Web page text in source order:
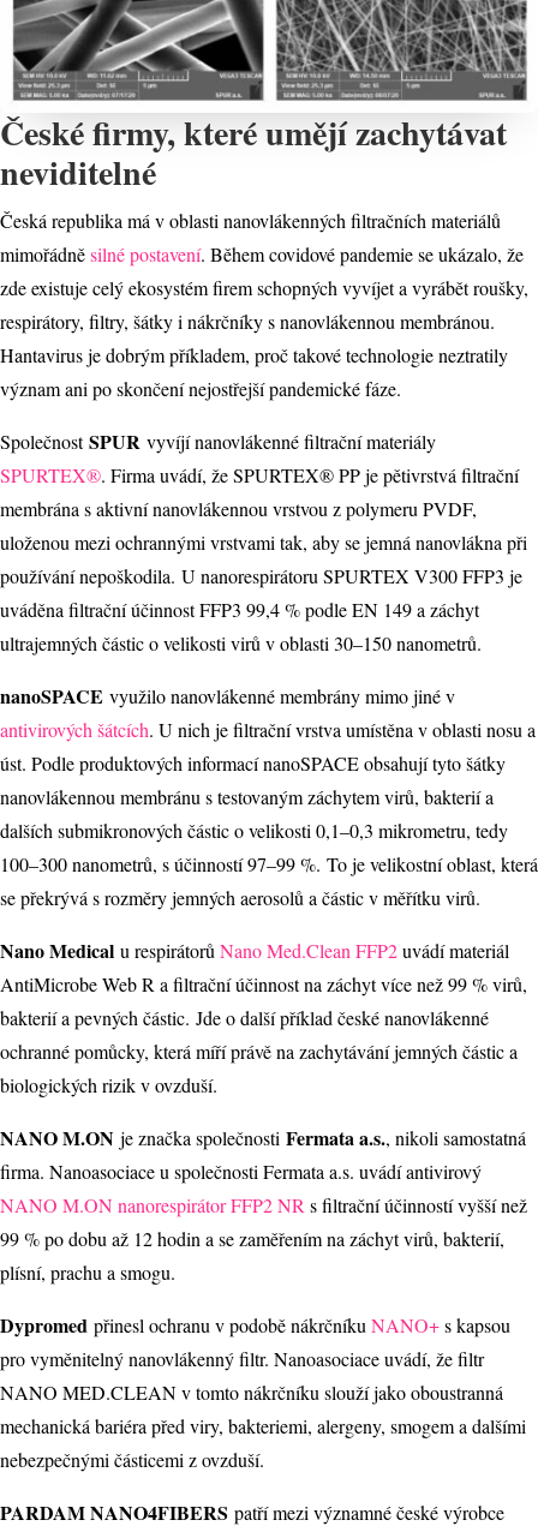
České firmy, které umějí zachytávat
neviditelné
Česká republika má v oblasti nanovlákenných filtračních materiálů
mimořádněsilné postavení. Během covidové pandemie se ukázalo, že
zde existuje celý ekosystém firem schopných vyvíjet a vyrábět roušky,
respirátory, filtry, šátky i nákrčníky s nanovlákennou membránou.
Hantavirus je dobrým příkladem, proč takové technologie neztratily
význam ani po skončení nejostřejší pandemické fáze.
SpolečnostSPUR vyvíjí nanovlákenné filtrační materiály
SPURTEX®. Firma uvádí, že SPURTEX® PP je pětivrstvá filtrační
membrána s aktivní nanovlákennou vrstvou z polymeru PVDF,
uloženou mezi ochrannými vrstvami tak, aby se jemná nanovlákna při
používání nepoškodila. U nanorespirátoru SPURTEX V300 FFP3 je
uváděna filtrační účinnost FFP3 99,4 % podle EN 149 a záchyt
ultrajemných částic o velikosti virů v oblasti 30–150 nanometrů.
nanoSPACE využilo nanovlákenné membrány mimo jiné v
antivirových šátcích. U nich je filtrační vrstva umístěna v oblasti nosu a
úst. Podle produktových informací nanoSPACE obsahují tyto šátky
nanovlákennou membránu s testovaným záchytem virů, bakterií a
dalších submikronových částic o velikosti 0,1–0,3 mikrometru, tedy
100–300 nanometrů, s účinností 97–99 %. To je velikostní oblast, která
se překrývá s rozměry jemných aerosolů a částic v měřítku virů.
Nano Medical u respirátorůNano Med.Clean FFP2uvádí materiál
AntiMicrobe Web R a filtrační účinnost na záchyt více než 99 % virů,
bakterií a pevných částic. Jde o další příklad české nanovlákenné
ochranné pomůcky, která míří právě na zachytávání jemných částic a
biologických rizik v ovzduší.
NANO M.ON je značka společnosti Fermata a.s., nikoli samostatná
firma. Nanoasociace u společnosti Fermata a.s. uvádí antivirový
NANO M.ON nanorespirátor FFP2 NRs filtrační účinností vyšší než
99 % po dobu až 12 hodin a se zaměřením na záchyt virů, bakterií,
plísní, prachu a smogu.
Dypromed přinesl ochranu v podobě nákrčníkuNANO+s kapsou
pro vyměnitelný nanovlákenný filtr. Nanoasociace uvádí, že filtr
NANO MED.CLEAN v tomto nákrčníku slouží jako oboustranná
mechanická bariéra před viry, bakteriemi, alergeny, smogem a dalšími
nebezpečnými částicemi z ovzduší.
PARDAM NANO4FIBERS patří mezi významné české výrobce